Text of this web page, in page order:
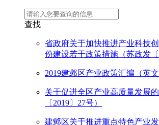
查找
省政府关于加快推进产业科技
份建设若干政策措施（苏政发〔
2019建邺区产业政策汇编（英文
关于促进全区产业高质量发展
〔2019〕27号）
建邺区关于推进重点特色产业